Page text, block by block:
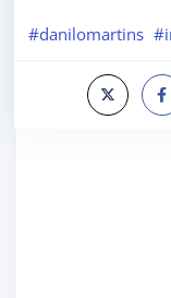
#danilomartins